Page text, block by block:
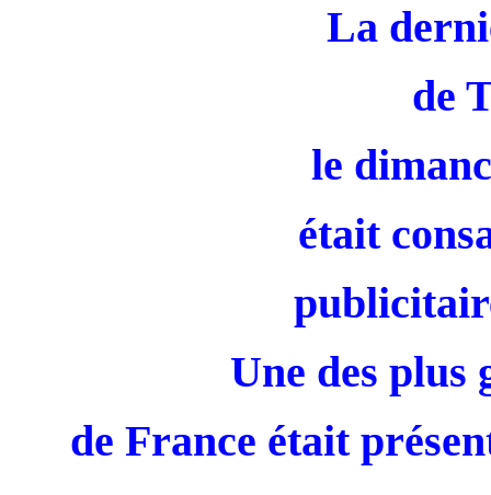
La
de
le
était
Une des plus
de France était